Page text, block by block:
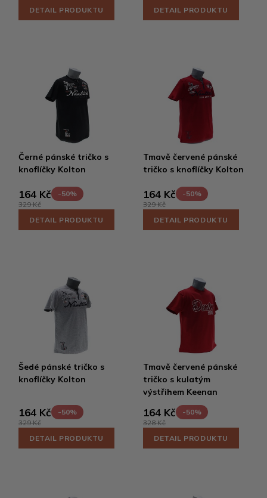
DETAIL PRODUKTU
DETAIL PRODUKTU
Černé pánské tričko s
knoflíčky Kolton
164 Kč
-50%
329 Kč
DETAIL PRODUKTU
Tmavě červené pánské
tričko s knoflíčky Kolton
164 Kč
-50%
329 Kč
DETAIL PRODUKTU
Šedé pánské tričko s
knoflíčky Kolton
164 Kč
-50%
329 Kč
DETAIL PRODUKTU
Tmavě červené pánské
tričko s kulatým
výstřihem Keenan
164 Kč
-50%
328 Kč
DETAIL PRODUKTU